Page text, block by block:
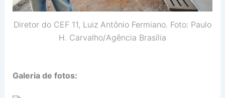
Diretor do CEF 11, Luiz Antônio Fermiano. Foto: Paulo
H. Carvalho/Agência Brasília
Galeria de fotos: